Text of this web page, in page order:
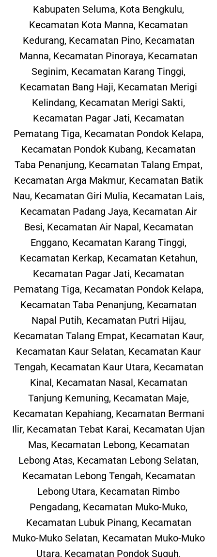
Kabupaten Seluma, Kota Bengkulu,
Kecamatan Kota Manna, Kecamatan
Kedurang, Kecamatan Pino, Kecamatan
Manna, Kecamatan Pinoraya, Kecamatan
Seginim, Kecamatan Karang Tinggi,
Kecamatan Bang Haji, Kecamatan Merigi
Kelindang, Kecamatan Merigi Sakti,
Kecamatan Pagar Jati, Kecamatan
Pematang Tiga, Kecamatan Pondok Kelapa,
Kecamatan Pondok Kubang, Kecamatan
Taba Penanjung, Kecamatan Talang Empat,
Kecamatan Arga Makmur, Kecamatan Batik
Nau, Kecamatan Giri Mulia, Kecamatan Lais,
Kecamatan Padang Jaya, Kecamatan Air
Besi, Kecamatan Air Napal, Kecamatan
Enggano, Kecamatan Karang Tinggi,
Kecamatan Kerkap, Kecamatan Ketahun,
Kecamatan Pagar Jati, Kecamatan
Pematang Tiga, Kecamatan Pondok Kelapa,
Kecamatan Taba Penanjung, Kecamatan
Napal Putih, Kecamatan Putri Hijau,
Kecamatan Talang Empat, Kecamatan Kaur,
Kecamatan Kaur Selatan, Kecamatan Kaur
Tengah, Kecamatan Kaur Utara, Kecamatan
Kinal, Kecamatan Nasal, Kecamatan
Tanjung Kemuning, Kecamatan Maje,
Kecamatan Kepahiang, Kecamatan Bermani
Ilir, Kecamatan Tebat Karai, Kecamatan Ujan
Mas, Kecamatan Lebong, Kecamatan
Lebong Atas, Kecamatan Lebong Selatan,
Kecamatan Lebong Tengah, Kecamatan
Lebong Utara, Kecamatan Rimbo
Pengadang, Kecamatan Muko-Muko,
Kecamatan Lubuk Pinang, Kecamatan
Muko-Muko Selatan, Kecamatan Muko-Muko
Utara, Kecamatan Pondok Suguh,